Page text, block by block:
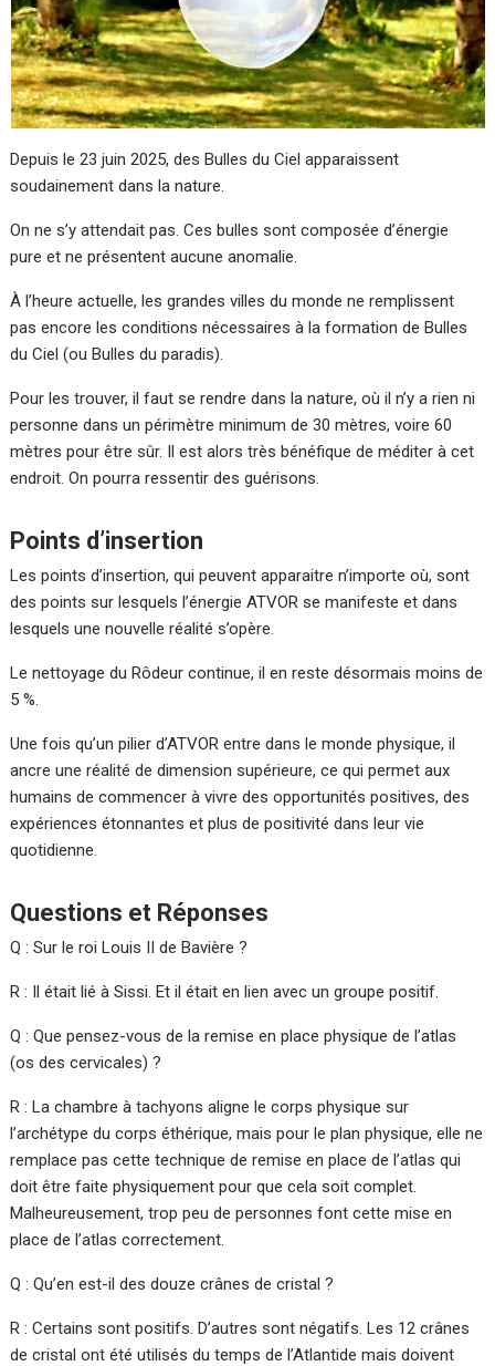
Depuis le 23 juin 2025, des Bulles du Ciel apparaissent
soudainement dans la nature.
On ne s’y attendait pas. Ces bulles sont composée d’énergie
pure et ne présentent aucune anomalie.
À l’heure actuelle, les grandes villes du monde ne remplissent
pas encore les conditions nécessaires à la formation de Bulles
du Ciel (ou Bulles du paradis).
Pour les trouver, il faut se rendre dans la nature, où il n’y a rien ni
personne dans un périmètre minimum de 30 mètres, voire 60
mètres pour être sûr. Il est alors très bénéfique de méditer à cet
endroit. On pourra ressentir des guérisons.
Points d’insertion
Les points d’insertion, qui peuvent apparaitre n’importe où, sont
des points sur lesquels l’énergie ATVOR se manifeste et dans
lesquels une nouvelle réalité s’opère.
Le nettoyage du Rôdeur continue, il en reste désormais moins de
5 %.
Une fois qu’un pilier d’ATVOR entre dans le monde physique, il
ancre une réalité de dimension supérieure, ce qui permet aux
humains de commencer à vivre des opportunités positives, des
expériences étonnantes et plus de positivité dans leur vie
quotidienne.
Questions et Réponses
Q : Sur le roi Louis II de Bavière ?
R : Il était lié à Sissi. Et il était en lien avec un groupe positif.
Q : Que pensez-vous de la remise en place physique de l’atlas
(os des cervicales) ?
R : La chambre à tachyons aligne le corps physique sur
l’archétype du corps éthérique, mais pour le plan physique, elle ne
remplace pas cette technique de remise en place de l’atlas qui
doit être faite physiquement pour que cela soit complet.
Malheureusement, trop peu de personnes font cette mise en
place de l’atlas correctement.
Q : Qu’en est-il des douze crânes de cristal ?
R : Certains sont positifs. D’autres sont négatifs. Les 12 crânes
de cristal ont été utilisés du temps de l’Atlantide mais doivent